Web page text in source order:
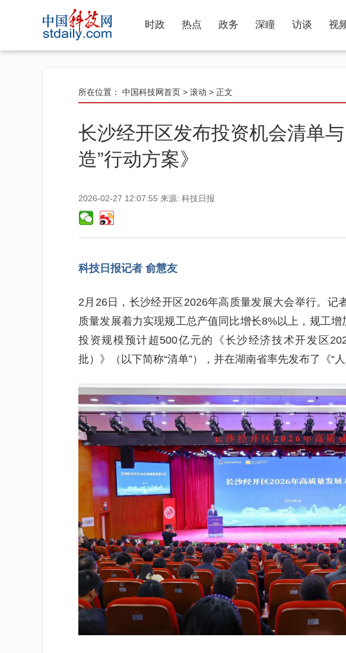
时政 热点 政务 深瞳 访谈 视
所在位置： 中国科技网首页 > 滚动 > 正文
长沙经开区发布投资机会清单与
造”行动方案》
2026-02-27 12:07:55 来源: 科技日报
科技日报记者 俞慧友
2月26日，长沙经开区2026年高质量发展大会举行。记
质量发展着力实现规工总产值同比增长8%以上，规工
投资规模预计超500亿元的《长沙经济技术开发区
批）》（以下简称“清单”），并在湖南省率先发布了《“